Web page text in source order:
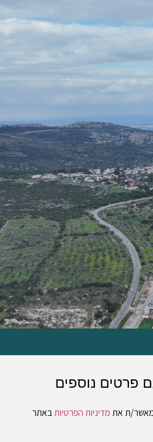
פרטים נוספים
מאשר/ת את מדיניות הפרטיות באתר